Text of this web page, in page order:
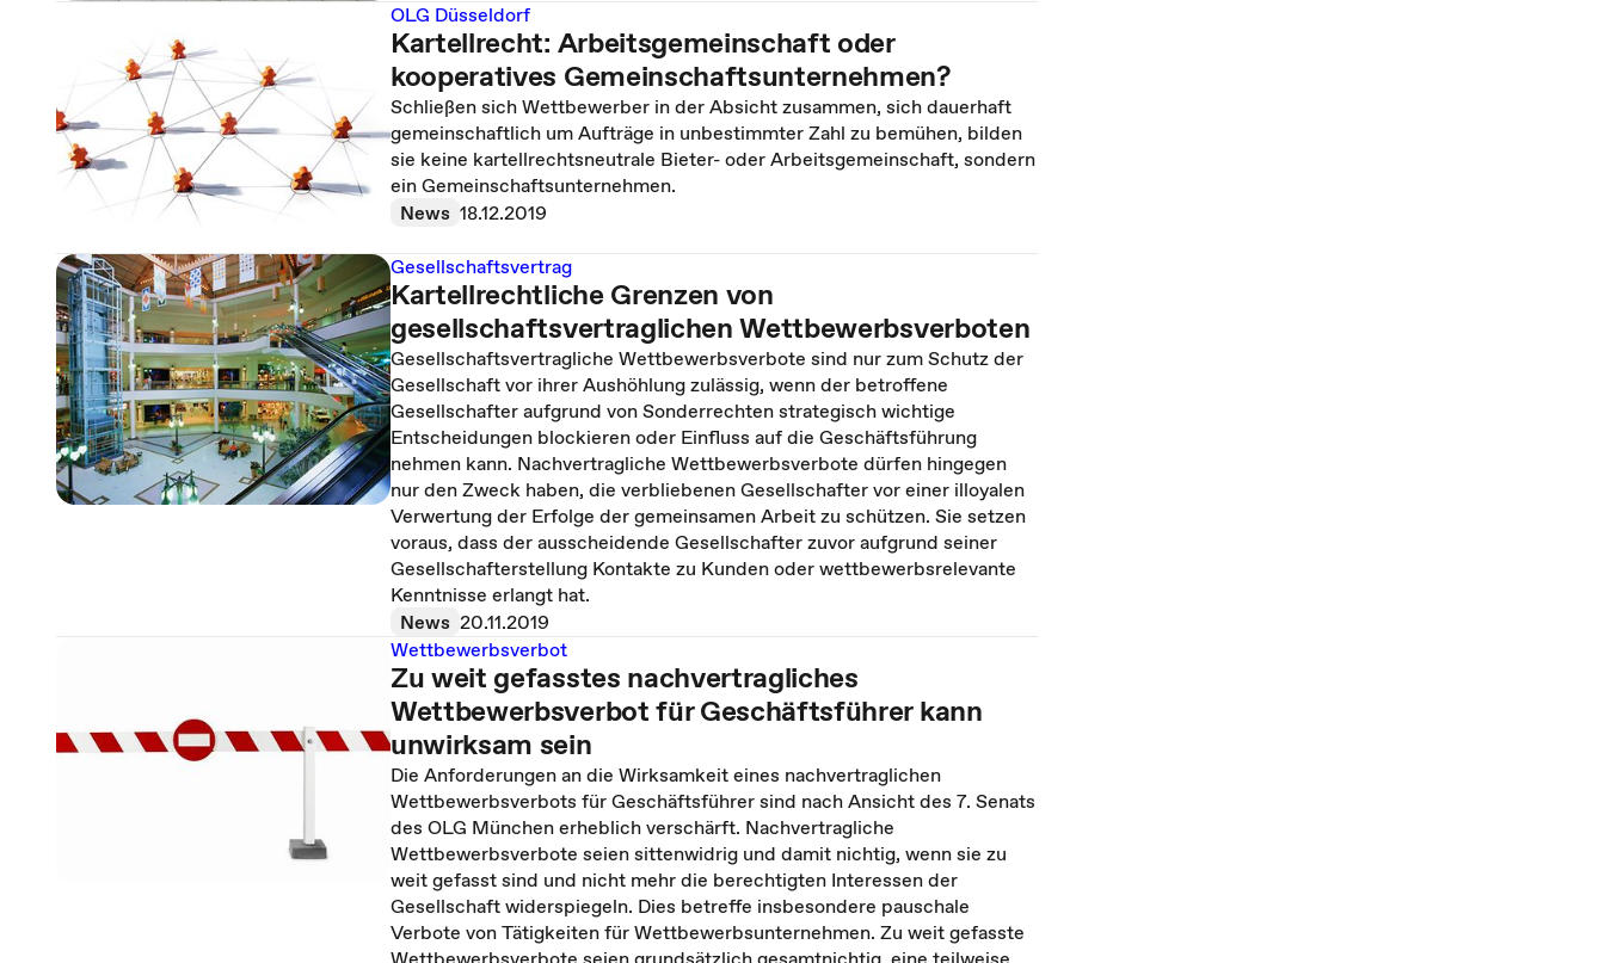
OLG Düsseldorf
Kartellrecht: Arbeitsgemeinschaft oder
kooperatives Gemeinschaftsunternehmen?
Schließen sich Wettbewerber in der Absicht zusammen, sich dauerhaft
gemeinschaftlich um Aufträge in unbestimmter Zahl zu bemühen, bilden
sie keine kartellrechtsneutrale Bieter- oder Arbeitsgemeinschaft, sondern
ein Gemeinschaftsunternehmen.
News 18.12.2019
Gesellschaftsvertrag
Kartellrechtliche Grenzen von
gesellschaftsvertraglichen Wettbewerbsverboten
Gesellschaftsvertragliche Wettbewerbsverbote sind nur zum Schutz der
Gesellschaft vor ihrer Aushöhlung zulässig, wenn der betroffene
Gesellschafter aufgrund von Sonderrechten strategisch wichtige
Entscheidungen blockieren oder Einfluss auf die Geschäftsführung
nehmen kann. Nachvertragliche Wettbewerbsverbote dürfen hingegen
nur den Zweck haben, die verbliebenen Gesellschafter vor einer illoyalen
Verwertung der Erfolge der gemeinsamen Arbeit zu schützen. Sie setzen
voraus, dass der ausscheidende Gesellschafter zuvor aufgrund seiner
Gesellschafterstellung Kontakte zu Kunden oder wettbewerbsrelevante
Kenntnisse erlangt hat.
News 20.11.2019
Wettbewerbsverbot
Zu weit gefasstes nachvertragliches
Wettbewerbsverbot für Geschäftsführer kann
unwirksam sein
Die Anforderungen an die Wirksamkeit eines nachvertraglichen
Wettbewerbsverbots für Geschäftsführer sind nach Ansicht des 7. Senats
des OLG München erheblich verschärft. Nachvertragliche
Wettbewerbsverbote seien sittenwidrig und damit nichtig, wenn sie zu
weit gefasst sind und nicht mehr die berechtigten Interessen der
Gesellschaft widerspiegeln. Dies betreffe insbesondere pauschale
Verbote von Tätigkeiten für Wettbewerbsunternehmen. Zu weit gefasste